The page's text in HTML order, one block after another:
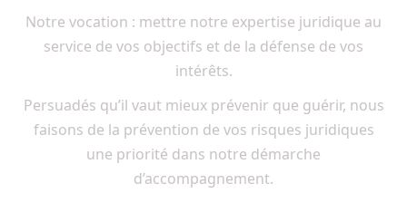
Notre vocation : mettre notre expertise juridique au
service de vos objectifs et de la défense de vos
intérêts.
Persuadés qu’il vaut mieux prévenir que guérir, nous
faisons de la prévention de vos risques juridiques
une priorité dans notre démarche
d’accompagnement.